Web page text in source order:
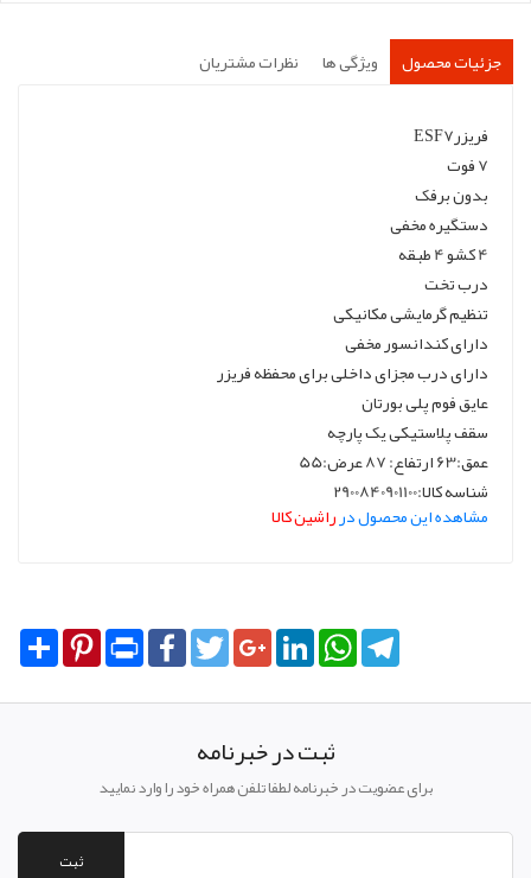
جزئیات محصول ویژگی ها نظرات مشتریان
فریزرESF7
7 فوت
بدون برفک
دستگیره مخفی
4 کشو 4 طبقه
درب تخت
تنظیم گرمایشی مکانیکی
دارای کندانسور مخفی
دارای درب مجزای داخلی برای محفظه فریزر
عایق فوم پلی بورتان
سقف پلاستیکی یک پارچه
عمق:63 ارتفاع: 87 عرض:55
شناسه کالا:2900840901100
مشاهده این محصول درراشین کالا
Share PinterestPrint FacebookTwitterGoogle+LinkedInWhatsApp
ثبت در خبرنامه
برای عضویت در خبرنامه لطفا تلفن همراه خود را وارد نمایید
ثبت